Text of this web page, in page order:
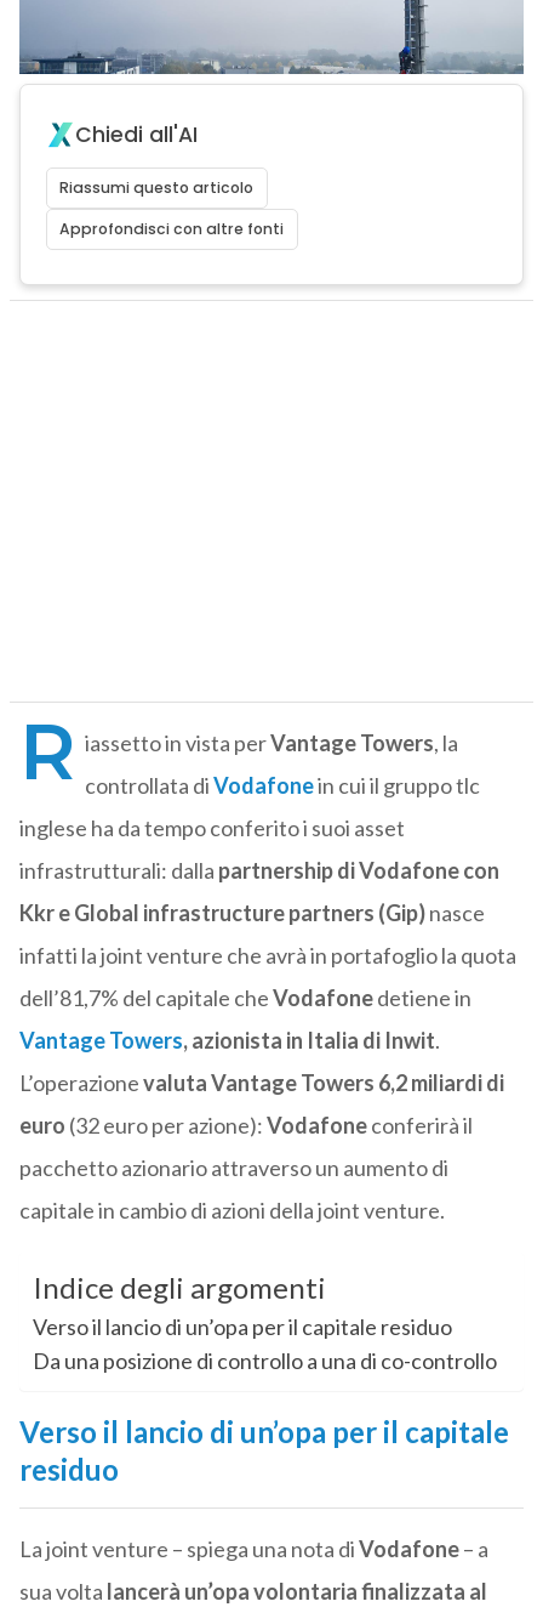
Chiedi all'AI
Riassumi questo articolo
Approfondisci con altre fonti
R iassetto in vista perVantage Towers, la
controllata diVodafonein cui il gruppo tlc
inglese ha da tempo conferito i suoi asset
infrastrutturali: dalla partnership di Vodafone con
Kkr e Global infrastructure partners (Gip)nasce
infatti la joint venture che avrà in portafoglio la quota
dell’81,7% del capitale cheVodafonedetiene in
Vantage Towers, azionista in Italia di Inwit.
L’operazionevaluta Vantage Towers 6,2 miliardi di
euro (32 euro per azione):Vodafoneconferirà il
pacchetto azionario attraverso un aumento di
capitale in cambio di azioni della joint venture.
Indice degli argomenti
Verso il lancio di un’opa per il capitale residuo
Da una posizione di controllo a una di co-controllo
Verso il lancio di un’opa per il capitale
residuo
La joint venture – spiega una nota diVodafone– a
sua volta lancerà un’opa volontaria finalizzata al